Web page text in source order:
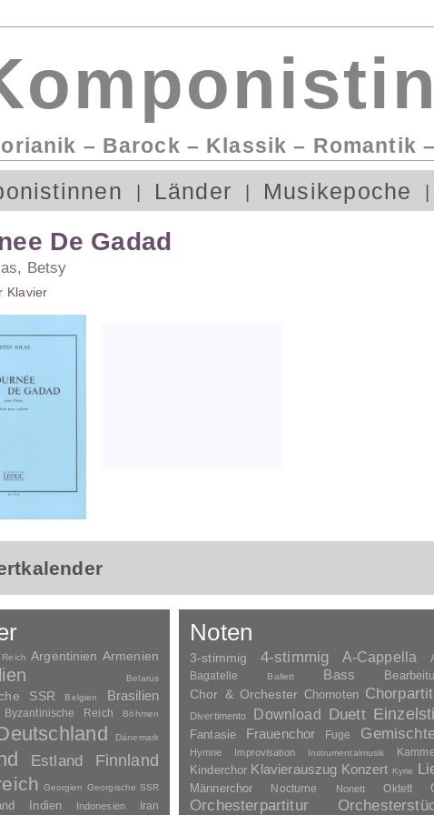
– Barock – Klassik – Romantik
Länder Musikepoche
De Gadad
Betsy
Klavier
Argentinien Armenien
Belarus
SSR Belgien Brasilien
Byzantinische Reich Böhmen
Dänemark
Estland Finnland
Georgien Georgische SSR
Indien Indonesien Iran
Noten
3-stimmig 4-stimmig A-Cappella
Bagatelle Ballett Bass
Chor & Orchester Chornoten
Divertimento Download Duett
Fantasie Frauenchor Fuge
Hymne Improvisation Instrumentalmusik
Kinderchor Klavierauszug Konzert Kyrie
Männerchor Nocturne Nonett Oktett
Orchesterpartitur